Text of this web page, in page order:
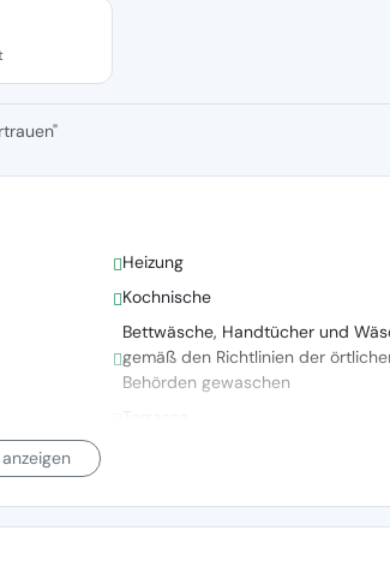
Heizung
Kochnische
Bettwäsche, Handtücher und
gemäß den Richtlinien der
Behörden gewaschen